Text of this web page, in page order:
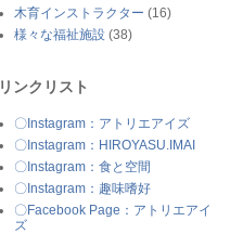
木育インストラクター (16)
様々な福祉施設 (38)
リンクリスト
〇Instagram：アトリエアイズ
〇Instagram：HIROYASU.IMAI
〇Instagram：食と空間
〇Instagram：趣味嗜好
〇Facebook Page：アトリエアイ
ズ